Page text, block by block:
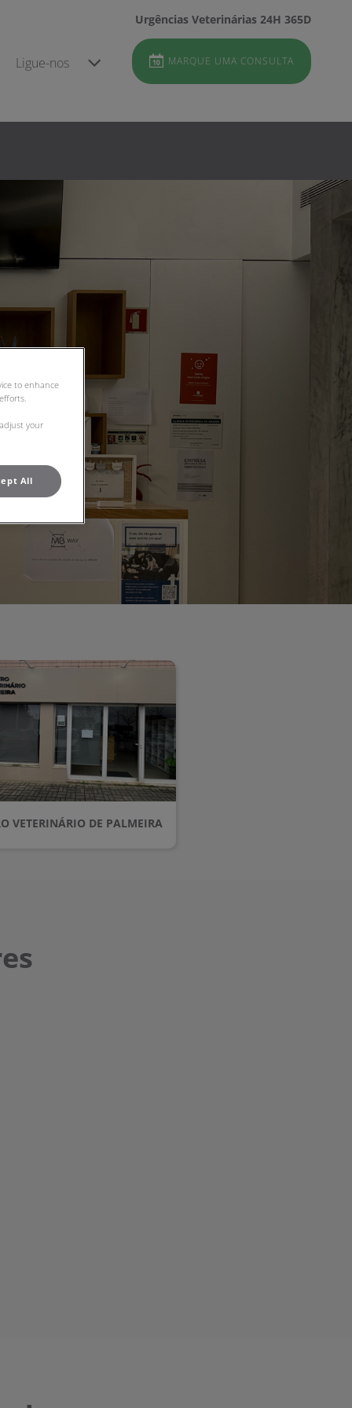
Urgências Veterinárias 24H 365D
Ligue-nos MARQUE UMA CONSULTA
VETERINÁRIO DE PALMEIRA
to enhance
your
All